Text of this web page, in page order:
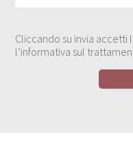
Cliccando su invia
l’informativa sul